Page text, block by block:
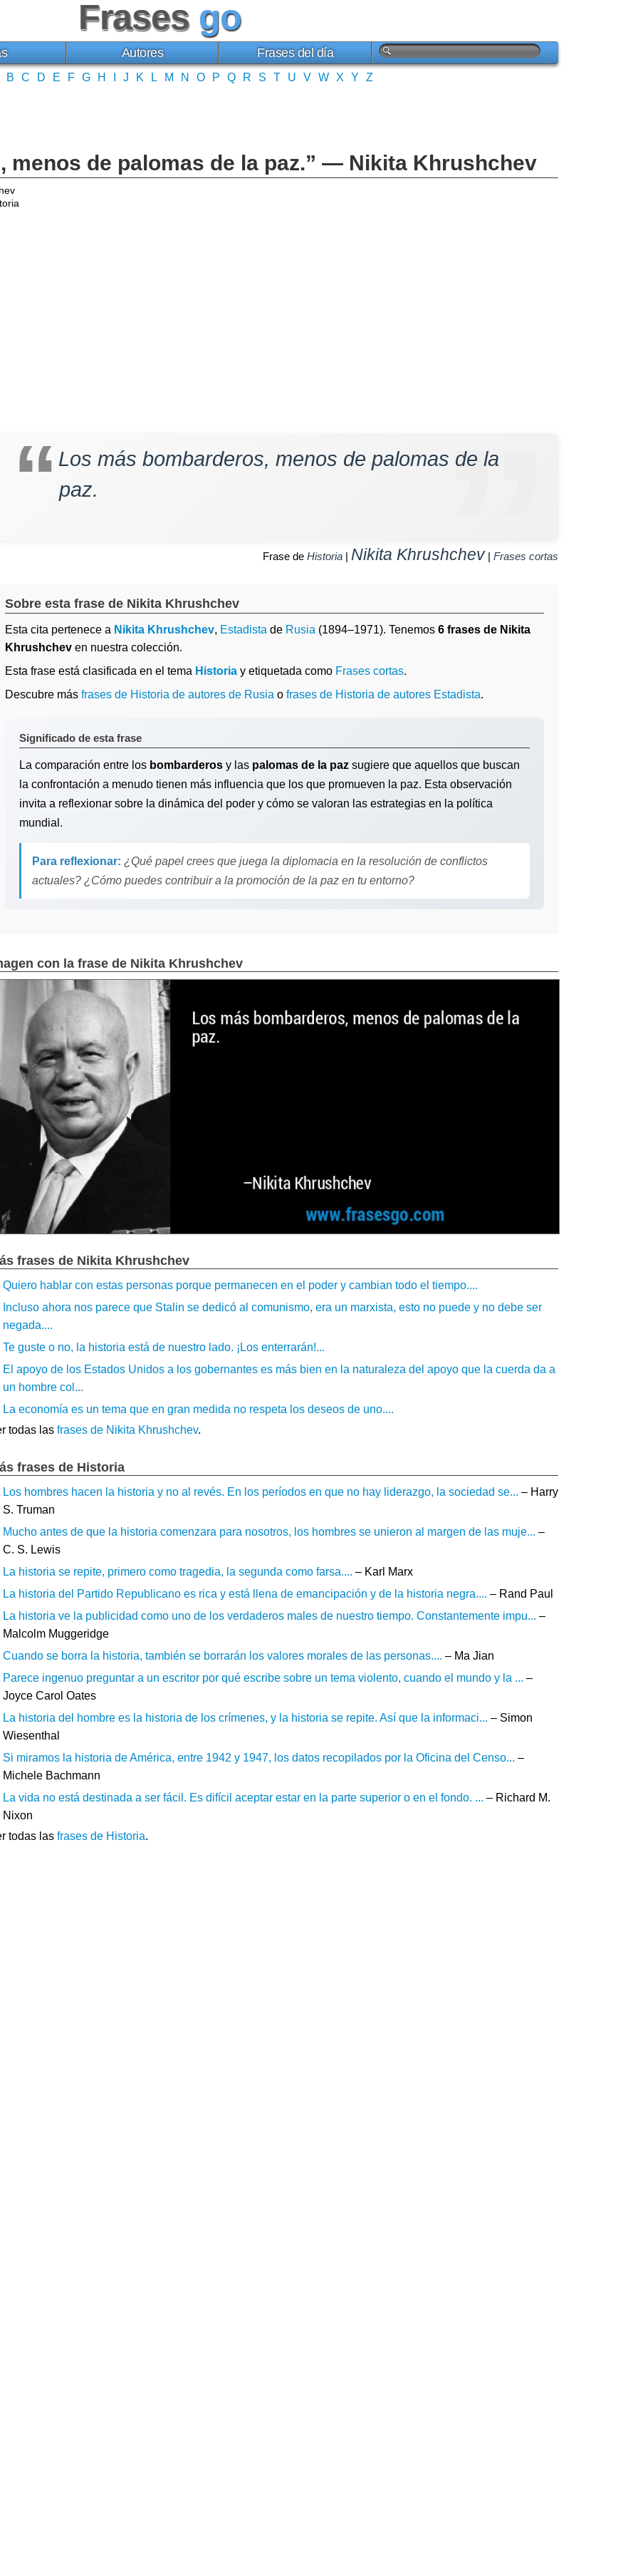
Frases go
Autores Frases del día
B C D E F G H J K L M N O P Q R S T U V W X Y Z
menos de palomas de la paz.” — Nikita Khrushchev
Los más bombarderos, menos de palomas de la
paz.
Frase de Historia | Nikita Khrushchev | Frases cortas
Sobre esta frase de Nikita Khrushchev
Esta cita pertenece a Nikita Khrushchev, Estadista de Rusia (1894–1971). Tenemos 6 frases de Nikita
Khrushchev en nuestra colección.
Esta frase está clasificada en el tema Historia y etiquetada como Frases cortas.
Descubre más frases de Historia de autores de Rusia o frases de Historia de autores Estadista.
Significado de esta frase
La comparación entre los bombarderos y las palomas de la paz sugiere que aquellos que buscan
la confrontación a menudo tienen más influencia que los que promueven la paz. Esta observación
invita a reflexionar sobre la dinámica del poder y cómo se valoran las estrategias en la política
mundial.
Para reflexionar: ¿Qué papel crees que juega la diplomacia en la resolución de conflictos
actuales? ¿Cómo puedes contribuir a la promoción de la paz en tu entorno?
con la frase de Nikita Khrushchev
frases de Nikita Khrushchev
Quiero hablar con estas personas porque permanecen en el poder y cambian todo el tiempo....
Incluso ahora nos parece que Stalin se dedicó al comunismo, era un marxista, esto no puede y no debe ser
negada....
Te guste o no, la historia está de nuestro lado. ¡Los enterrarán!...
El apoyo de los Estados Unidos a los gobernantes es más bien en la naturaleza del apoyo que la cuerda da a
un hombre col...
La economía es un tema que en gran medida no respeta los deseos de uno....
todas las frases de Nikita Khrushchev.
frases de Historia
Los hombres hacen la historia y no al revés. En los períodos en que no hay liderazgo, la sociedad se... – Harry
S. Truman
Mucho antes de que la historia comenzara para nosotros, los hombres se unieron al margen de las muje... –
C. S. Lewis
La historia se repite, primero como tragedia, la segunda como farsa.... – Karl Marx
La historia del Partido Republicano es rica y está llena de emancipación y de la historia negra.... – Rand Paul
La historia ve la publicidad como uno de los verdaderos males de nuestro tiempo. Constantemente impu... –
Malcolm Muggeridge
Cuando se borra la historia, también se borrarán los valores morales de las personas.... – Ma Jian
Parece ingenuo preguntar a un escritor por qué escribe sobre un tema violento, cuando el mundo y la ... –
Joyce Carol Oates
La historia del hombre es la historia de los crímenes, y la historia se repite. Así que la informaci... – Simon
Wiesenthal
Si miramos la historia de América, entre 1942 y 1947, los datos recopilados por la Oficina del Censo... –
Michele Bachmann
La vida no está destinada a ser fácil. Es difícil aceptar estar en la parte superior o en el fondo. ... – Richard M.
Nixon
todas las frases de Historia.